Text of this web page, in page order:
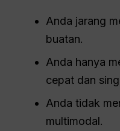
Anda jarang
buatan.
Anda hanya
cepat dan
Anda tidak
multimodal.